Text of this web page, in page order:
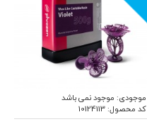
موجودی: موجود نمی باشد
کد محصول:10124113